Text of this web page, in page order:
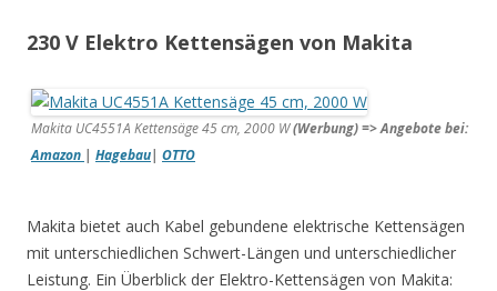
230 V Elektro Kettensägen von Makita
Makita UC4551A Kettensäge 45 cm, 2000 W(Werbung) => Angebote bei:
Amazon | Hagebau| OTTO
Makita bietet auch Kabel gebundene elektrische Kettensägen
mit unterschiedlichen Schwert-Längen und unterschiedlicher
Leistung. Ein Überblick der Elektro-Kettensägen von Makita: